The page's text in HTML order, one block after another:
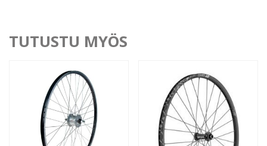
TUTUSTU MYÖS